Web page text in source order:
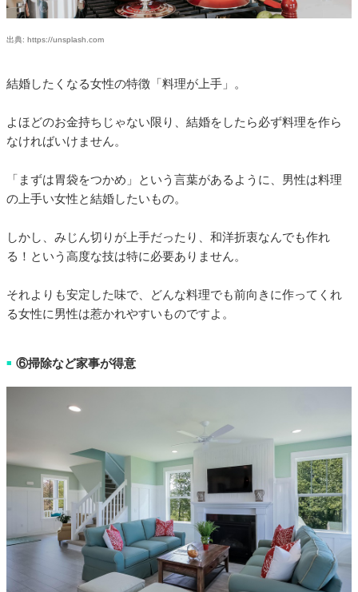
出典: https://unsplash.com
結婚したくなる女性の特徴「料理が上手」。
よほどのお金持ちじゃない限り、結婚をしたら必ず料理を作ら
なければいけません。
「まずは胃袋をつかめ」という言葉があるように、男性は料理
の上手い女性と結婚したいもの。
しかし、みじん切りが上手だったり、和洋折衷なんでも作れ
る！という高度な技は特に必要ありません。
それよりも安定した味で、どんな料理でも前向きに作ってくれ
る女性に男性は惹かれやすいものですよ。
■ ⑥掃除など家事が得意